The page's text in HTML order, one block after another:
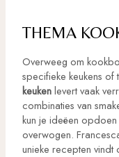
THEMA
Overweeg om
specifieke keukens of
keukenlevert vaak
combinaties van
kun je ideëen
overwogen.
unieke recepten vindt